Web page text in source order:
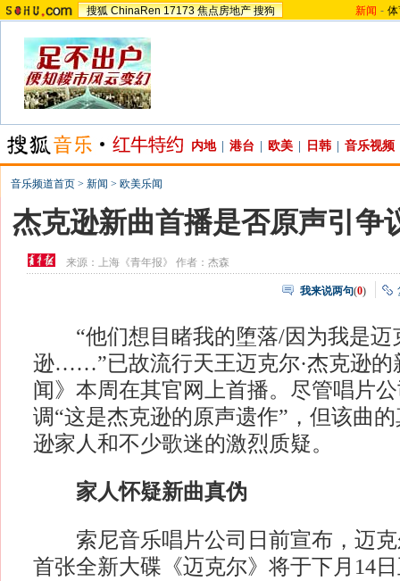
搜狐 ChinaRen 17173 焦点房地产 搜狗 新闻 -
内地 港台 欧美 日韩 音乐视频
音乐频道首页 > 新闻 > 欧美乐闻
杰克逊新曲首播是否原声引争
来源： 上海《青年报》 作者：杰森
我来说两句(0)
“他们想目睹我的堕落/因为我是迈
逊……”已故流行天王迈克尔·杰克逊的
闻》本周在其官网上首播。尽管唱片
调“这是杰克逊的原声遗作”，但该曲
逊家人和不少歌迷的激烈质疑。
家人怀疑新曲真伪
索尼音乐唱片公司日前宣布，迈克
首张全新大碟《迈克尔》将于下月14